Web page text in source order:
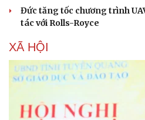
Đức tăng tốc chương trình
tác với Rolls-Royce
XÃ HỘI